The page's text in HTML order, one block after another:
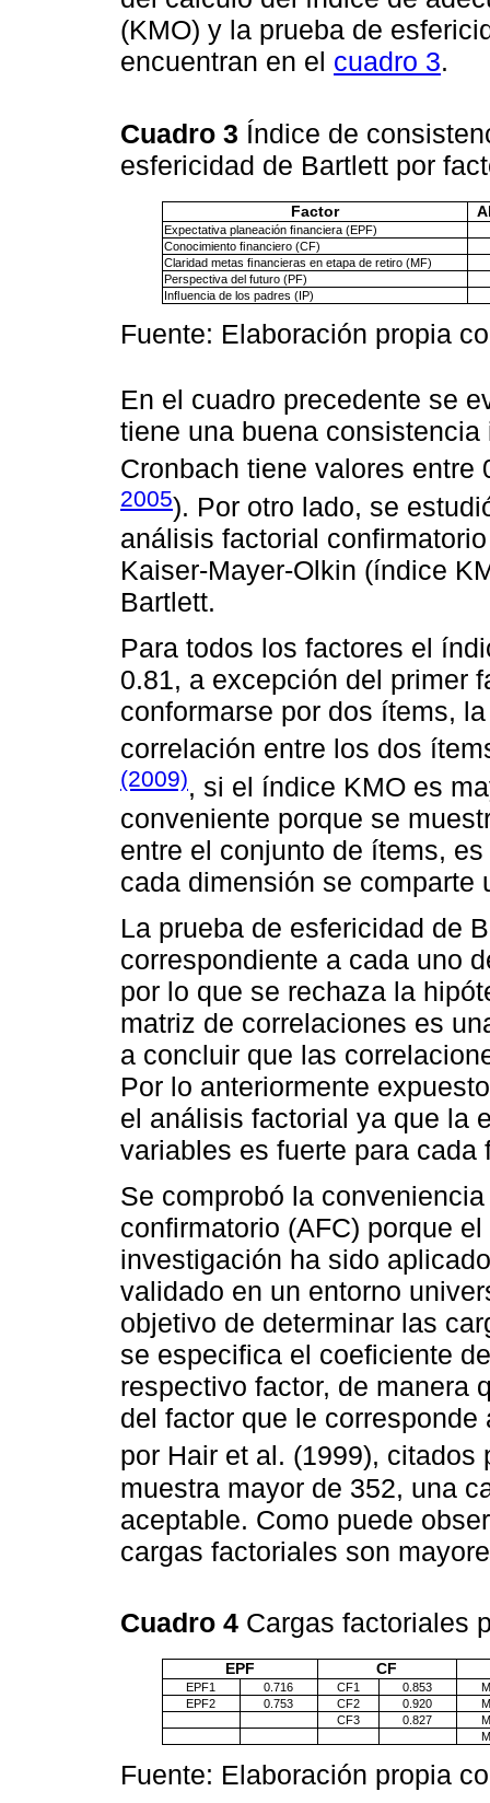
(KMO) y la prueba de
encuentran en el cuadro 3.
Cuadro 3 Índice de
esfericidad de Bartlett por
Factor
Expectativa planeación ﬁnanciera (EPF)
Conocimiento ﬁnanciero (CF)
Claridad metas ﬁnancieras en etapa de retiro (MF)
Perspectiva del futuro (PF)
Inﬂuencia de los padres (IP)
Fuente: Elaboración propia
En el cuadro precedente se
tiene una buena
Cronbach tiene valores entre
2005). Por otro lado, se
análisis factorial
Kaiser-Mayer-Olkin (índice
Bartlett.
Para todos los factores el
0.81, a excepción del primer
conformarse por dos ítems,
correlación entre los dos
(2009), si el índice KMO es
conveniente porque se
entre el conjunto de ítems,
cada dimensión se comparte
La prueba de esfericidad de
correspondiente a cada uno
por lo que se rechaza la
matriz de correlaciones es
a concluir que las
Por lo anteriormente
el análisis factorial ya que la
variables es fuerte para cada
Se comprobó la
confirmatorio (AFC) porque
investigación ha sido
validado en un entorno
objetivo de determinar las
se especifica el coeficiente
respectivo factor, de manera
del factor que le
por Hair et al. (1999), citados
muestra mayor de 352, una
aceptable. Como puede
cargas factoriales son
Cuadro 4 Cargas factoriales
EPF CF
EPF1 0.716 CF1 0.853
EPF2
0.753 CF2 0.920
CF3
0.827
Fuente: Elaboración propia